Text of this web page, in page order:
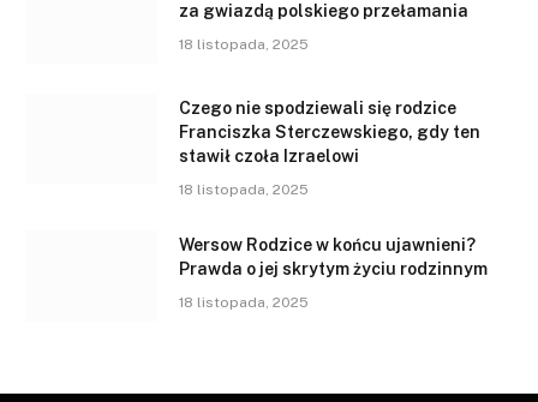
za gwiazdą polskiego przełamania
18 listopada, 2025
Czego nie spodziewali się rodzice
Franciszka Sterczewskiego, gdy ten
stawił czoła Izraelowi
18 listopada, 2025
Wersow Rodzice w końcu ujawnieni?
Prawda o jej skrytym życiu rodzinnym
18 listopada, 2025